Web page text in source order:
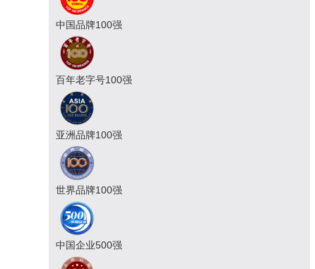
中国品牌100强
百年老字号100强
亚洲品牌100强
世界品牌100强
中国企业500强